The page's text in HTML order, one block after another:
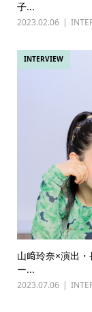
子...
2023.02.06
INTERVIEW
山﨑玲奈×演出
ー...
2023.07.06